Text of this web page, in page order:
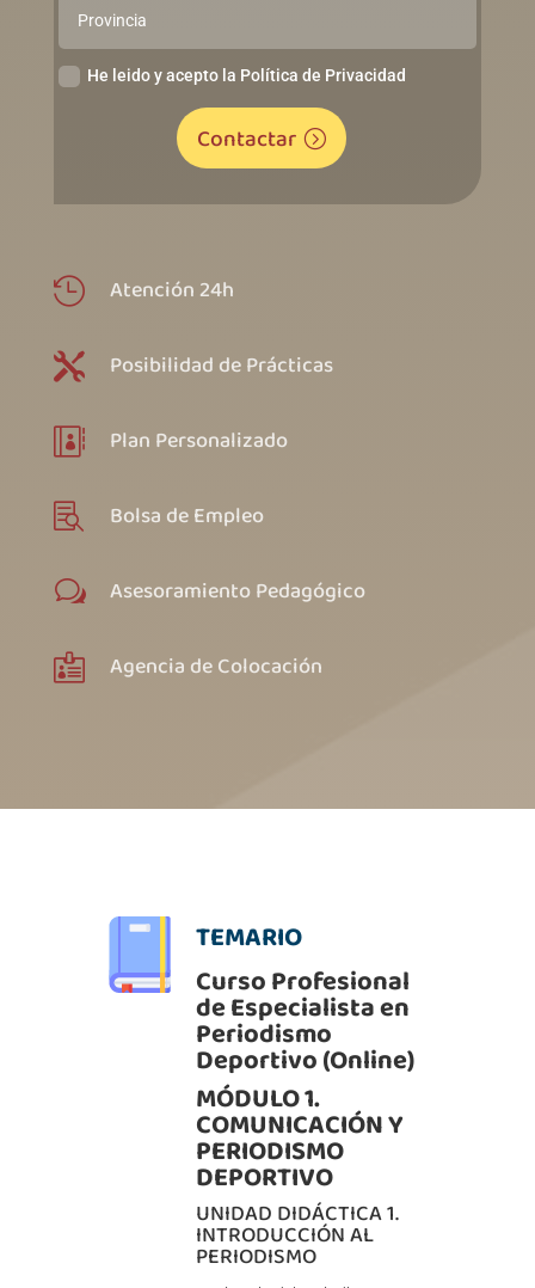
He leido y acepto la Política de Privacidad
Contactar
 Atención 24h
 Posibilidad de Prácticas
 Plan Personalizado
 Bolsa de Empleo
w Asesoramiento Pedagógico
 Agencia de Colocación
TEMARIO
Curso Profesional
de Especialista en
Periodismo
Deportivo (Online)
MÓDULO 1.
COMUNICACIÓN Y
PERIODISMO
DEPORTIVO
UNIDAD DIDÁCTICA 1.
INTRODUCCIÓN AL
PERIODISMO